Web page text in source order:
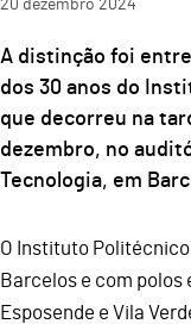
20 dezembro 2024
A distinção foi
dos 30 anos do
que decorreu na
dezembro, no
Tecnologia, em
O Instituto Politécnico
Barcelos e com polos
Esposende e Vila